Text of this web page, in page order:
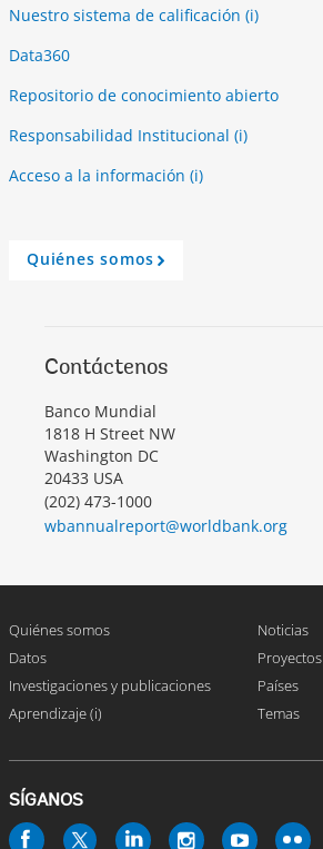
Nuestro sistema de calificación (i)
Data360
Repositorio de conocimiento abierto
Responsabilidad Institucional (i)
Acceso a la información (i)
Quiénes somos
A
Contáctenos
Banco Mundial
1818 H Street NW
Washington DC
20433 USA
(202) 473-1000
wbannualreport@worldbank.org
Quiénes somos
Datos
Investigaciones y publicaciones
Aprendizaje (i)
Noticias
Proyectos
Países
Temas
SÍGANOS